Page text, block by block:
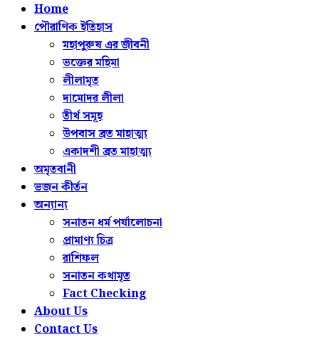
Home
পৌরাণিক ইতিহাস
মহাপুরুষ এর জীবনী
ভক্তের মহিমা
লীলামৃত
দামোদর লীলা
তীর্থ সমূহ
উপবাস ব্রত মাহাত্ম্য
একাদশী ব্রত মাহাত্ম্য
অমৃতবানী
ভজন কীর্তন
অন্যান্য
সনাতন ধর্ম পর্যালোচনা
প্রামাণ্য চিত্র
রাশিফল
সনাতন কথামৃত
Fact Checking
About Us
Contact Us